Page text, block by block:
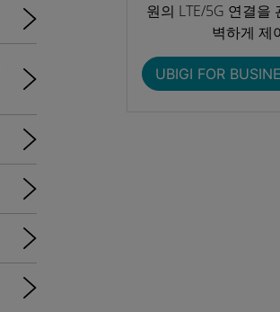
원의 LTE/5G 연결을
벽하게 제
UBIGI FOR